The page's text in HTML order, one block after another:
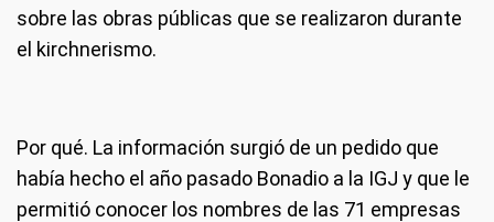
sobre las obras públicas que se realizaron durante
el kirchnerismo.
Por qué. La información surgió de un pedido que
había hecho el año pasado Bonadio a la IGJ y que le
permitió conocer los nombres de las 71 empresas